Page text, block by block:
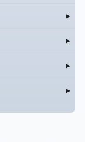
▸
▸
▸
▸